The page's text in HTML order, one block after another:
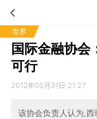
世界
国际金融协会
可行
2012年05月31日 21:27
该协会负责人认为,